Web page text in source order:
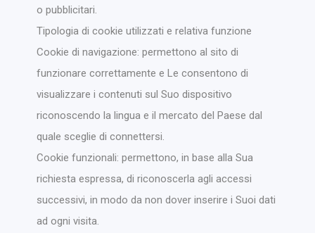
o pubblicitari.
Tipologia di cookie utilizzati e relativa funzione
Cookie di navigazione: permettono al sito di
funzionare correttamente e Le consentono di
visualizzare i contenuti sul Suo dispositivo
riconoscendo la lingua e il mercato del Paese dal
quale sceglie di connettersi.
Cookie funzionali: permettono, in base alla Sua
richiesta espressa, di riconoscerla agli accessi
successivi, in modo da non dover inserire i Suoi dati
ad ogni visita.